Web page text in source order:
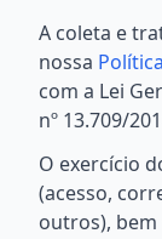
A coleta e
nossa
com a Lei
nº 13.709/
O exercício
(acesso,
outros),